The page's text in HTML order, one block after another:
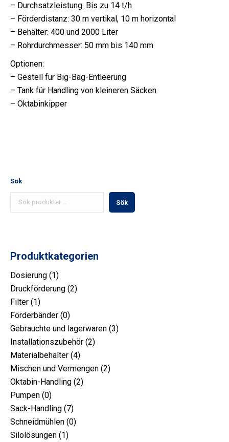
– Durchsatzleistung: Bis zu 14 t/h
– Förderdistanz: 30 m vertikal, 10 m horizontal
– Behälter: 400 und 2000 Liter
– Rohrdurchmesser: 50 mm bis 140 mm
Optionen:
– Gestell für Big-Bag-Entleerung
– Tank für Handling von kleineren Säcken
– Oktabinkipper
Sök
Sök
Produktkategorien
Dosierung 11
Produkt
Druckförderung 22
Filter 11
Produkt
Förderbänder 00
Produkt
Gebrauchte und lagerwaren 33
Installationszubehör 22
Materialbehälter 44
Produkt
Mischen und Vermengen 22
Oktabin-Handling 22
Pumpen 00
Produkt
Sack-Handling 77
Produkt
Schneidmühlen 00
Silolösungen 11